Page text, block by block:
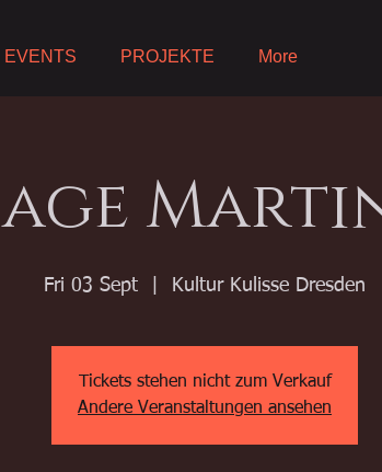
EVENTS PROJEKTE More
Fri 03 Sept Kultur Kulisse Dresden
Tickets stehen nicht zum Verkauf
Andere Veranstaltungen ansehen